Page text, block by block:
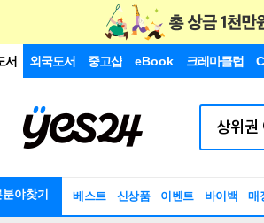
서 외국도서 중고샵 eBook 크레마클럽
야찾기 베스트 신상품 이벤트 바이백 매